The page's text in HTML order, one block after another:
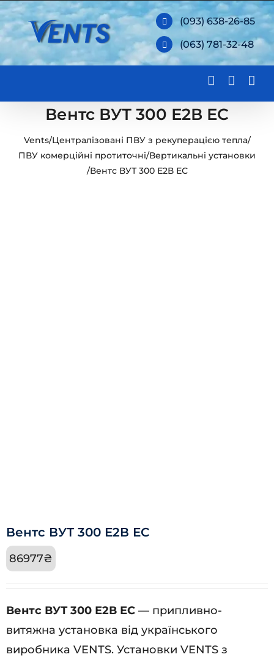
Skip
to
content
(093) 638-26-85
(063) 781-32-48
Вентс ВУТ 300 Е2В ЕС
Vents/Централізовані ПВУ з рекуперацією тепла/
ПВУ комерційні протиточні/Вертикальні установки
/Вентс ВУТ 300 Е2В ЕС
Вентс ВУТ 300 Е2В ЕС
86977₴
Вентс ВУТ 300 Е2В ЕС — припливно-
витяжна установка від українського
виробника VENTS. Установки VENTS з